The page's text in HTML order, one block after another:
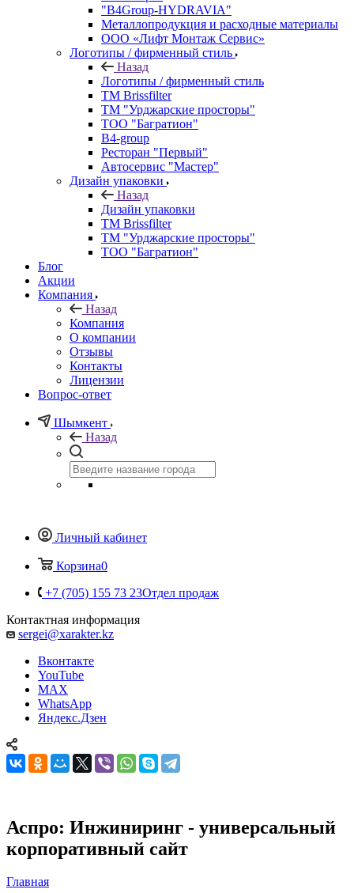
"B4Group-HYDRAVIA"
Металлопродукция и расходные материалы
OOO «Лифт Монтаж Сервис»
Логотипы / фирменный стиль
Назад
Логотипы / фирменный стиль
TM Brissfilter
ТМ "Урджарские просторы"
ТОО "Багратион"
B4-group
Ресторан "Первый"
Автосервис "Мастер"
Дизайн упаковки
Назад
Дизайн упаковки
TM Brissfilter
ТМ "Урджарские просторы"
ТОО "Багратион"
Блог
Акции
Компания
Назад
Компания
О компании
Отзывы
Контакты
Лицензии
Вопрос-ответ
Шымкент
Назад
Личный кабинет
Корзина0
+7 (705) 155 73 23Отдел продаж
Контактная информация
sergei@xarakter.kz
Вконтакте
YouTube
MAX
WhatsApp
Яндекс.Дзен
Аспро: Инжиниринг - универсальный
корпоративный сайт
Главная